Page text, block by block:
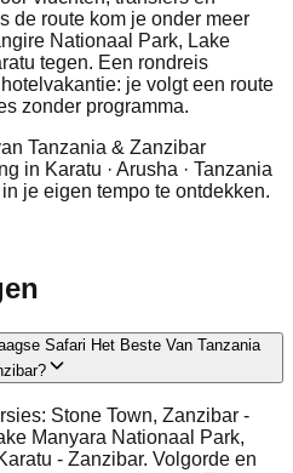
de route kom je onder meer
Nationaal Park, Lake
tegen. Een rondreis
je volgt een route
zonder programma.
Tanzania & Zanzibar
in Karatu · Arusha · Tanzania
je eigen tempo te ontdekken.
Safari Het Beste Van Tanzania
Stone Town, Zanzibar -
Manyara Nationaal Park,
- Zanzibar. Volgorde en